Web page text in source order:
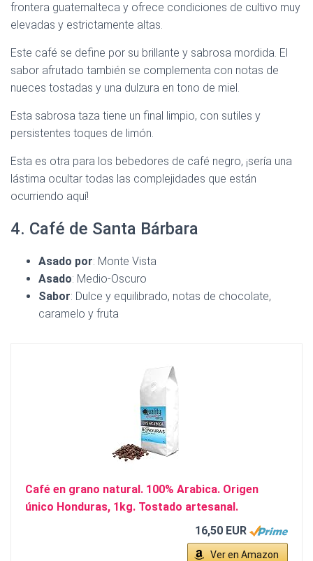
frontera guatemalteca y ofrece condiciones de cultivo muy
elevadas y estrictamente altas.
Este café se define por su brillante y sabrosa mordida. El
sabor afrutado también se complementa con notas de
nueces tostadas y una dulzura en tono de miel.
Esta sabrosa taza tiene un final limpio, con sutiles y
persistentes toques de limón.
Esta es otra para los bebedores de café negro, ¡sería una
lástima ocultar todas las complejidades que están
ocurriendo aquí!
4. Café de Santa Bárbara
Asado por: Monte Vista
Asado: Medio-Oscuro
Sabor: Dulce y equilibrado, notas de chocolate,
caramelo y fruta
Café en grano natural. 100% Arabica. Origen
único Honduras, 1kg. Tostado artesanal.
16,50 EUR
Ver en Amazon